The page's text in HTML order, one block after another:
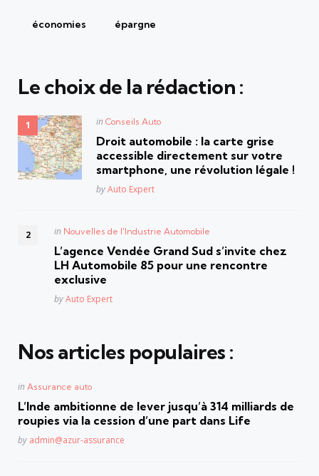
économies épargne
Le choix de la rédaction :
Posted
in Conseils Auto
Droit automobile : la carte grise
accessible directement sur votre
smartphone, une révolution légale !
Posted
byAuto Expert
Posted
in Nouvelles de l'Industrie Automobile
L’agence Vendée Grand Sud s’invite chez
LH Automobile 85 pour une rencontre
exclusive
Posted
byAuto Expert
Nos articles populaires :
Posted
in Assurance auto
L’Inde ambitionne de lever jusqu’à 314 milliards de
roupies via la cession d’une part dans Life
Posted
by admin@azur-assurance